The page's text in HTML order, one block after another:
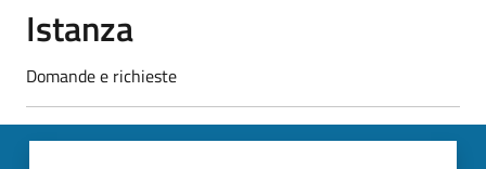
Istanza
Domande e richieste